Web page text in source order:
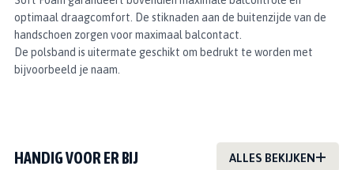
optimaal draagcomfort. De stiknaden aan de buitenzijde van de
handschoen zorgen voor maximaal balcontact.
De polsband is uitermate geschikt om bedrukt te worden met
bijvoorbeeld je naam.
HANDIG VOOR ER BIJ ALLES BEKIJKEN